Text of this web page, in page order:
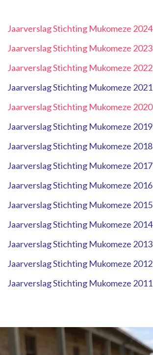
Jaarverslag Stichting Mukomeze 2024
Jaarverslag Stichting Mukomeze 2023
Jaarverslag Stichting Mukomeze 2022
Jaarverslag Stichting Mukomeze 2021
Jaarverslag Stichting Mukomeze 2020
Jaarverslag Stichting Mukomeze 2019
Jaarverslag Stichting Mukomeze 2018
Jaarverslag Stichting Mukomeze 2017
Jaarverslag Stichting Mukomeze 2016
Jaarverslag Stichting Mukomeze 2015
Jaarverslag Stichting Mukomeze 2014
Jaarverslag Stichting Mukomeze 2013
Jaarverslag Stichting Mukomeze 2012
Jaarverslag Stichting Mukomeze 2011